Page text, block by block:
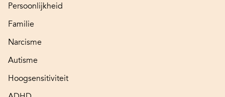
Persoonlijkheid
Familie
Narcisme
Autisme
Hoogsensitiviteit